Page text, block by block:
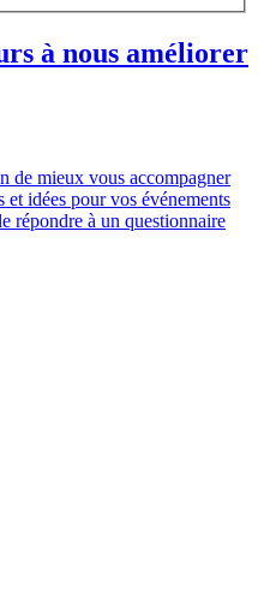
à nous améliorer
de mieux vous accompagner
et idées pour vos événements
répondre à un questionnaire